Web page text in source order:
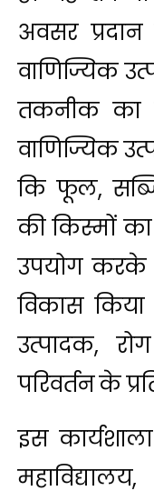
अवसर
वाणिज्यिक
तकनीक का
वाणिज्यिक
कि फूल,
की किस्मों
उपयोग करके
विकास
उत्पादक,
परिवर्तन के
इस